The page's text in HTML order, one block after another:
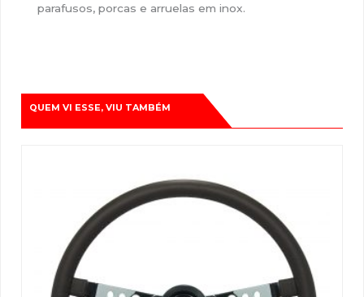
parafusos, porcas e arruelas em inox.
QUEM VI ESSE, VIU TAMBÉM